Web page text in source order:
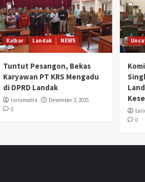
Kalbar Landak NEWS
Tuntut Pesangon, Bekas
Karyawan PT KRS Mengadu
di DPRD Landak
tariumedia
Desember 3, 2025
0
0